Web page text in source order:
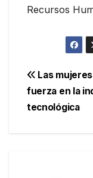
Recursos
de
Las
fuerza en la
tecnológica